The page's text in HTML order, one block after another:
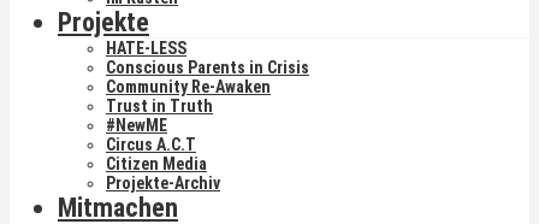
Projekte
HATE-LESS
Conscious Parents in Crisis
Community Re-Awaken
Trust in Truth
#NewME
Circus A.C.T
Citizen Media
Projekte-Archiv
Mitmachen